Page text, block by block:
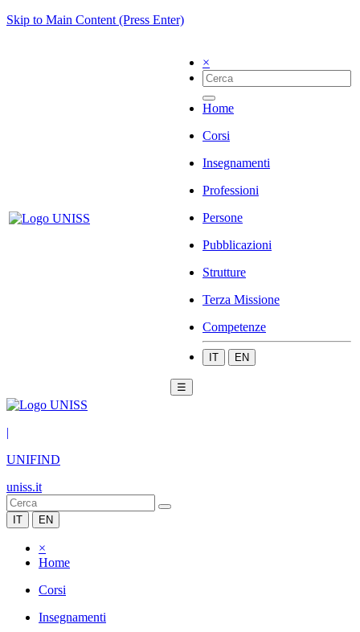
Skip to Main Content (Press Enter)
×
Home
Corsi
Insegnamenti
Professioni
Persone
Pubblicazioni
Strutture
Terza Missione
Competenze
IT EN
☰
|
UNIFIND
uniss.it
IT EN
×
Home
Corsi
Insegnamenti